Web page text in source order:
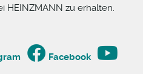
HEINZMANN zu erhalten.
Facebook